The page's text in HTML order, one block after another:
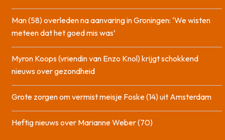
Man (58) overleden na aanvaring in Groningen: ‘We wisten
meteen dat het goed mis was’
Myron Koops (vriendin van Enzo Knol) krijgt schokkend
nieuws over gezondheid
Grote zorgen om vermist meisje Foske (14) uit Amsterdam
Heftig nieuws over Marianne Weber (70)